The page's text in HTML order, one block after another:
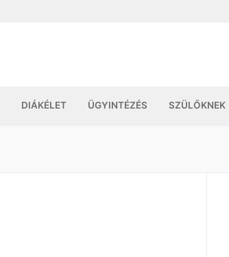
DIÁKÉLET ÜGYINTÉZÉS SZÜLŐKNEK